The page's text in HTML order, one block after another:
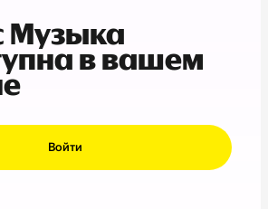
Музыка
в вашем
Войти